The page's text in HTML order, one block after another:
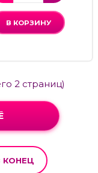
В КОРЗИНУ
2 страниц)
КОНЕЦ